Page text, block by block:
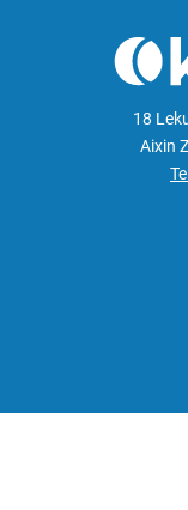
18
Aixin